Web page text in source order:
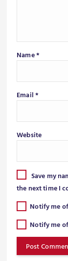
Name*
Email*
Website
Save my
the next time I
Notify me
Notify me